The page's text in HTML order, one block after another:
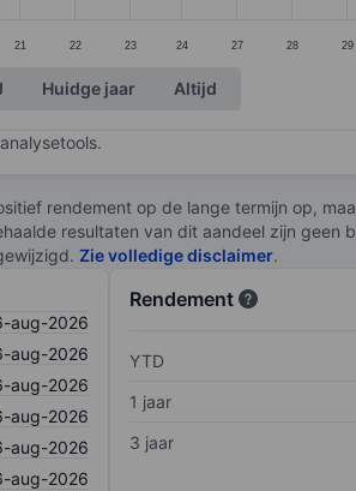
21 22 23 24 27 28 29
Huidge jaar Altijd
rendement op de lange termijn op,
resultaten van dit aandeel zijn geen
Zie volledige disclaimer.
aug-2026
aug-2026
aug-2026
aug-2026
aug-2026
aug-2026
Rendement
YTD
1 jaar
3 jaar